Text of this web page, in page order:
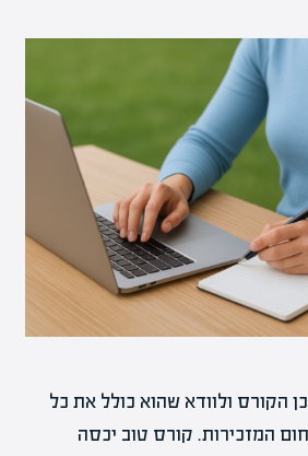
הקורס ולוודא שהוא כולל את כל
המזכירות. קורס טוב יכסה